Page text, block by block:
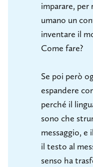
imparare, per
umano un
inventare il
Come fare?
Se poi però
espandere
perché il
sono che
messaggio, e
il testo al
senso ha